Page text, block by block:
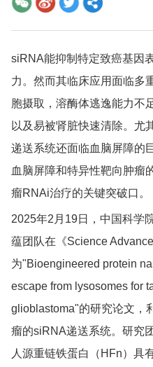
siRNA能抑制特定致癌基因
力。然而其临床应用面临多
胞摄取，溶酶体逃逸能力不
以及易被肾脏快速清除。尤
递送系统还面临血脑屏障的
血脑屏障和特异性靶向肿瘤
瘤RNAi治疗的关键突破口。
2025年2月19日，中国科学
蕴团队在《Science
为"Bioengineered protein
escape from lysosomes for
glioblastoma"的研究论文，
瘤的siRNA递送系统。研究
人源重链铁蛋白（HFn）具